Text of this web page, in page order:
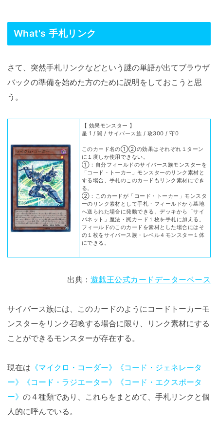
What's 手札リンク
さて、突然手札リンクなどという謎の単語が出てブラウザ
バックの準備を始めた方のために説明をしておこうと思
う。
【 効果モンスター 】
星 1 / 闇 / サイバース族 / 攻300 / 守0
このカード名の①②の効果はそれぞれ１ターン
に１度しか使用できない。
①：自分フィールドのサイバース族モンスターを
「コード・トーカー」モンスターのリンク素材と
する場合、手札のこのカードもリンク素材にでき
る。
②：このカードが「コード・トーカー」モンスタ
ーのリンク素材として手札・フィールドから墓地
へ送られた場合に発動できる。デッキから「サイ
バネット」魔法・罠カード１枚を手札に加える。
フィールドのこのカードを素材とした場合にはそ
の１枚をサイバース族・レベル４モンスター１体
にできる。
出典： 遊戯王公式カードデーターベース
サイバース族には、このカードのようにコードトーカーモ
ンスターをリンク召喚する場合に限り、リンク素材にする
ことができるモンスターが存在する。
現在は 《マイクロ・コーダー》
《コード・ジェネレータ
ー》
《コード・ラジエーター》
《コード・エクスポータ
ー》 の４種類であり、これらをまとめて、手札リンクと個
人的に呼んでいる。